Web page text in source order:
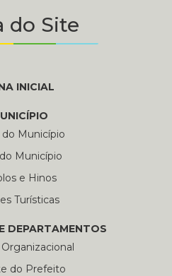
do Site
INICIAL
do Município
Município
e Hinos
Turísticas
DEPARTAMENTOS
do Prefeito